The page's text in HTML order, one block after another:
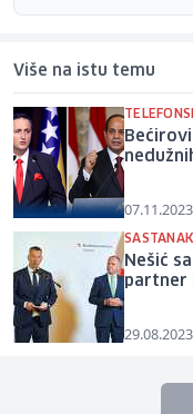
Više na istu temu
Nešić
partner